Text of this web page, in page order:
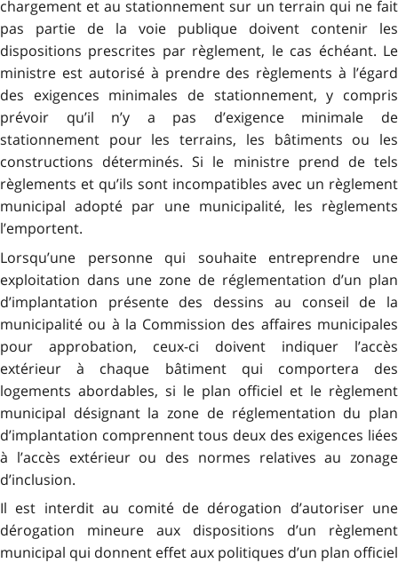
chargement et au stationnement sur un terrain qui ne fait
pas partie de la voie publique doivent contenir les
dispositions prescrites par règlement, le cas échéant. Le
ministre est autorisé à prendre des règlements à l’égard
des exigences minimales de stationnement, y compris
prévoir qu’il n’y a pas d’exigence minimale de
stationnement pour les terrains, les bâtiments ou les
constructions déterminés. Si le ministre prend de tels
règlements et qu’ils sont incompatibles avec un règlement
municipal adopté par une municipalité, les règlements
l’emportent.
Lorsqu’une personne qui souhaite entreprendre une
exploitation dans une zone de réglementation d’un plan
d’implantation présente des dessins au conseil de la
municipalité ou à la Commission des affaires municipales
pour approbation, ceux-ci doivent indiquer l’accès
extérieur à chaque bâtiment qui comportera des
logements abordables, si le plan officiel et le règlement
municipal désignant la zone de réglementation du plan
d’implantation comprennent tous deux des exigences liées
à l’accès extérieur ou des normes relatives au zonage
d’inclusion.
Il est interdit au comité de dérogation d’autoriser une
dérogation mineure aux dispositions d’un règlement
municipal qui donnent effet aux politiques d’un plan officiel